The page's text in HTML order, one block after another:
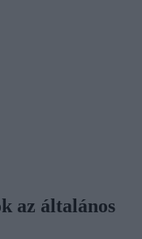
az általános